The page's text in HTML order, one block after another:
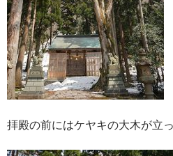
拝殿の前にはケヤキの大木が立っ